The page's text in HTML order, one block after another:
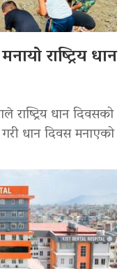
राष्ट्रिय धान
राष्ट्रिय धान दिवसको
धान दिवस मनाएको